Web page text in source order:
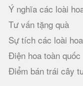
Ý nghĩa các loài
Tư vấn tặng quà
Sự tích các loài hoa
Điện hoa toàn quốc
Điểm bán trái cây